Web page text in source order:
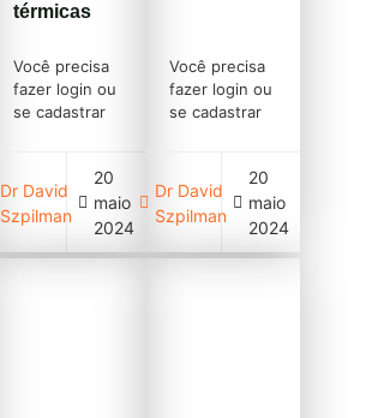
térmicas
Você precisa
fazer login ou
se cadastrar
acima)
Dr David
Szpilman
20
maio
2024
Você precisa
fazer login ou
se cadastrar
acima)
Dr David
Szpilman
20
maio
2024